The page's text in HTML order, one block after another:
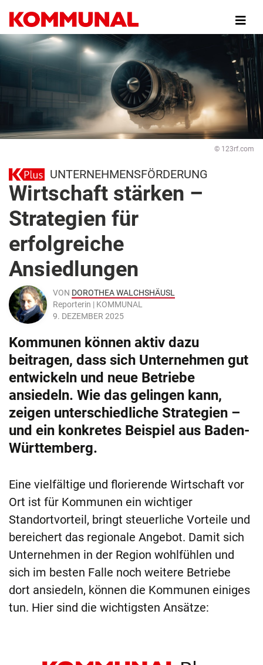
zum
Inhalt
© 123rf.com
UNTERNEHMENSFÖRDERUNG
Wirtschaft stärken –
Strategien für
erfolgreiche
Ansiedlungen
VON DOROTHEA WALCHSHÄUSL
Reporterin | KOMMUNAL
9. DEZEMBER 2025
Kommunen können aktiv dazu
beitragen, dass sich Unternehmen gut
entwickeln und neue Betriebe
ansiedeln. Wie das gelingen kann,
zeigen unterschiedliche Strategien –
und ein konkretes Beispiel aus Baden-
Württemberg.
Eine vielfältige und florierende Wirtschaft vor
Ort ist für Kommunen ein wichtiger
Standortvorteil, bringt steuerliche Vorteile und
bereichert das regionale Angebot. Damit sich
Unternehmen in der Region wohlfühlen und
sich im besten Falle noch weitere Betriebe
dort ansiedeln, können die Kommunen einiges
tun. Hier sind die wichtigsten Ansätze: